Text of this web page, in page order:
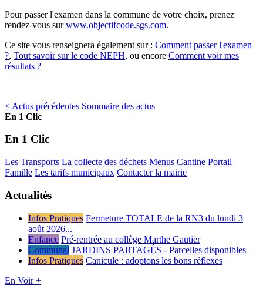
Pour passer l'examen dans la commune de votre choix, prenez
rendez-vous surwww.objectifcode.sgs.com.
Ce site vous renseignera également sur : Comment passer l'examen
?, Tout savoir sur le code NEPH, ou encore Comment voir mes
résultats ?
< Actus précédentes Sommaire des actus
En 1 Clic
En 1 Clic
Les Transports La collecte des déchets Menus Cantine Portail
Famille Les tarifs municipaux Contacter la mairie
Actualités
Infos Pratiques Fermeture TOTALE de la RN3 du lundi 3
août 2026...
Enfance Pré-rentrée au collège Marthe Gautier
Communal JARDINS PARTAGÉS - Parcelles disponibles
Infos Pratiques Canicule : adoptons les bons réflexes
En Voir +